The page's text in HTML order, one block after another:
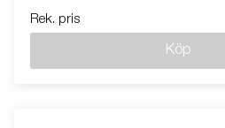
Rek. pris
Köp